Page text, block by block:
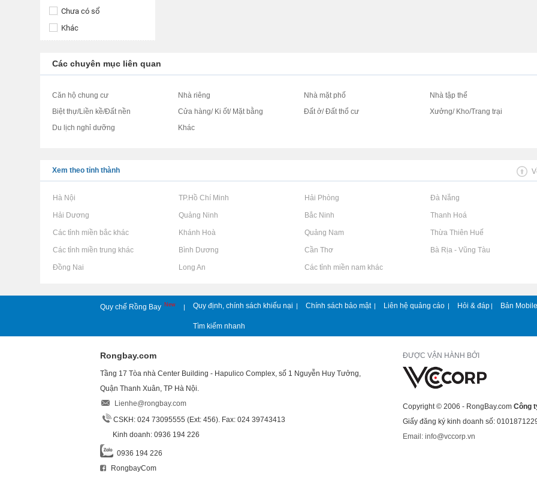
Chưa có sổ
Khác
Các chuyên mục liên quan
Căn hộ chung cư Nhà riêng Nhà mặt phố
Nhà tập thể
Biệt thự/Liền kề/Đất nền
Cửa hàng/ Ki ốt/ Mặt bằng Đất ở/ Đất thổ cư
Xưởng/ Kho/Trang trại
Du lịch nghỉ dưỡng
Khác
Xem theo tỉnh thành
Rao vặt tại Hà Nội Rao vặt tại TP.Hồ Chí Minh Rao vặt tại Hải Phòng Rao vặt tại Đà Nẵng
Rao vặt tại Hải Dương Rao vặt tại Quảng Ninh Rao vặt tại Bắc Ninh Rao vặt tại Thanh Hoá
Rao vặt tại Các tỉnh miền bắc khác Rao vặt tại Khánh Hoà Rao vặt tại Quảng Nam Rao vặt tại Thừa Thiên Huế
Rao vặt tại Các tỉnh miền trung khác Rao vặt tại Bình Dương Rao vặt tại Cần Thơ Rao vặt tại Bà Rịa - Vũng Tàu
Rao vặt tại Đồng Nai Rao vặt tại Long An Rao vặt tại Các tỉnh miền nam khác
Quy chế Rồng Bay New | Quy định, chính sách khiếu nại | Chính sách bảo mật | Liên hệ quảng cáo | Hỏi & đáp | Bản Mobile
Tìm kiếm nhanh
Rongbay.com
Tầng 17 Tòa nhà Center Building - Hapulico Complex, số 1 Nguyễn Huy Tưởng,
Quận Thanh Xuân, TP Hà Nội.
Lienhe@rongbay.com
CSKH: 024 73095555 (Ext: 456). Fax: 024 39743413
Kinh doanh: 0936 194 226
0936 194 226
RongbayCom
ĐƯỢC VẬN HÀNH BỞI
Copyright © 2006 - RongBay.com Công
Giấy đăng ký kinh doanh số:
Email: info@vccorp.vn